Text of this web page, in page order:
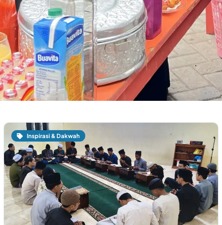
Inspirasi & Dakwah